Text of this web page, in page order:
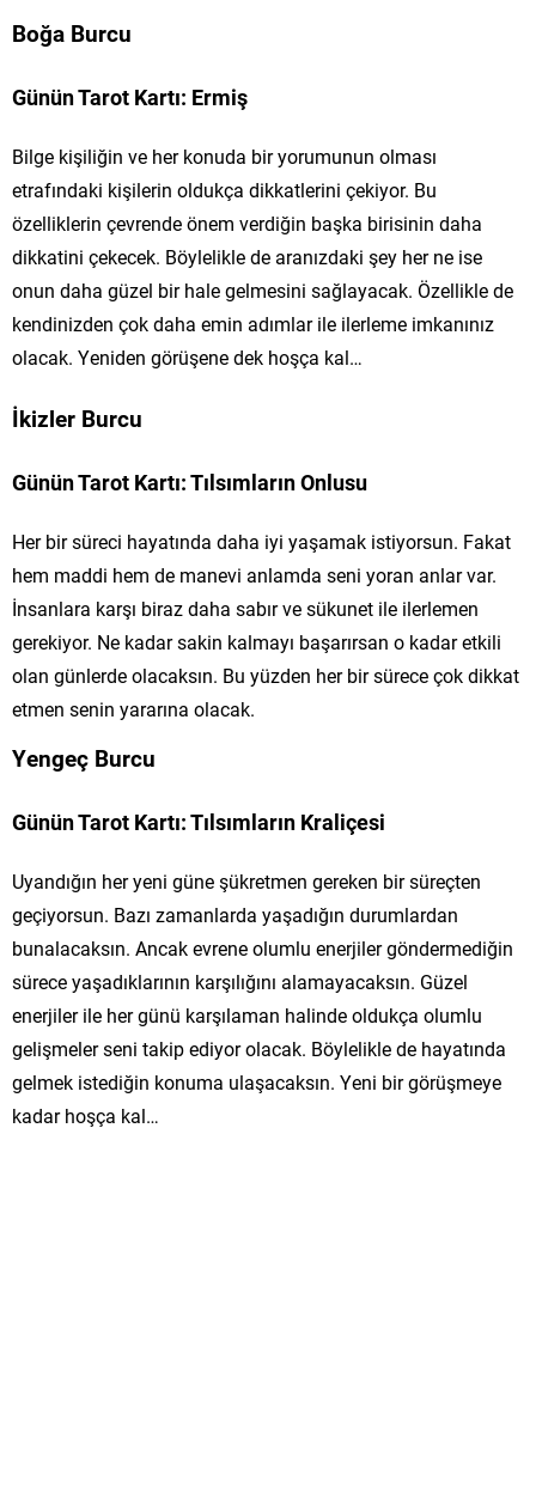
Boğa Burcu
Günün Tarot Kartı: Ermiş
Bilge kişiliğin ve her konuda bir yorumunun olması
etrafındaki kişilerin oldukça dikkatlerini çekiyor. Bu
özelliklerin çevrende önem verdiğin başka birisinin daha
dikkatini çekecek. Böylelikle de aranızdaki şey her ne ise
onun daha güzel bir hale gelmesini sağlayacak. Özellikle de
kendinizden çok daha emin adımlar ile ilerleme imkanınız
olacak. Yeniden görüşene dek hoşça kal…
İkizler Burcu
Günün Tarot Kartı: Tılsımların Onlusu
Her bir süreci hayatında daha iyi yaşamak istiyorsun. Fakat
hem maddi hem de manevi anlamda seni yoran anlar var.
İnsanlara karşı biraz daha sabır ve sükunet ile ilerlemen
gerekiyor. Ne kadar sakin kalmayı başarırsan o kadar etkili
olan günlerde olacaksın. Bu yüzden her bir sürece çok dikkat
etmen senin yararına olacak.
Yengeç Burcu
Günün Tarot Kartı: Tılsımların Kraliçesi
Uyandığın her yeni güne şükretmen gereken bir süreçten
geçiyorsun. Bazı zamanlarda yaşadığın durumlardan
bunalacaksın. Ancak evrene olumlu enerjiler göndermediğin
sürece yaşadıklarının karşılığını alamayacaksın. Güzel
enerjiler ile her günü karşılaman halinde oldukça olumlu
gelişmeler seni takip ediyor olacak. Böylelikle de hayatında
gelmek istediğin konuma ulaşacaksın. Yeni bir görüşmeye
kadar hoşça kal…